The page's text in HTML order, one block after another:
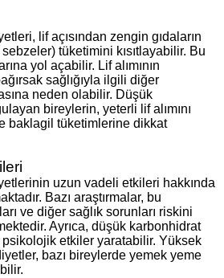
lif açısından zengin gıdaların
tüketimini kısıtlayabilir. Bu
yol açabilir. Lif alımının
sağlığıyla ilgili diğer
neden olabilir. Düşük
bireylerin, yeterli lif alımını
baklagil tüketimlerine dikkat
uzun vadeli etkileri hakkında
Bazı araştırmalar, bu
ve diğer sağlık sorunları riskini
Ayrıca, düşük karbonhidrat
etkiler yaratabilir. Yüksek
bazı bireylerde yemek yeme